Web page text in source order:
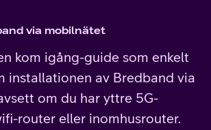
via mobilnätet
kom igång-guide som enkelt
installationen av Bredband via
om du har yttre 5G-
router eller inomhusrouter.